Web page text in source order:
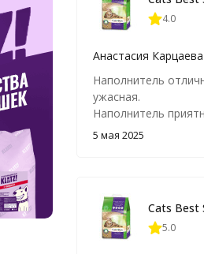
4.0
Анастасия Карцаева
Наполнитель
ужасная.
Наполнитель
хорошо впитывает,
упаковке в пленку,
понятно сразу. Все
рассыпаны. Зачем
5 мая 2025
5.0